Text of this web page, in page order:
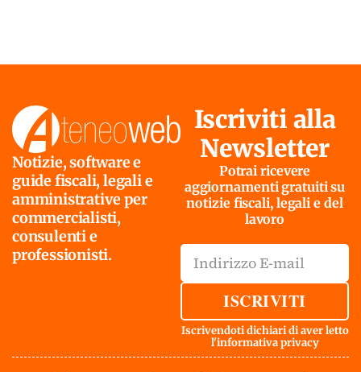
Notizie, software e
guide fiscali, legali e
amministrative per
commercialisti,
consulenti e
professionisti.
Iscriviti alla
Newsletter
Potrai ricevere
aggiornamenti gratuiti su
notizie fiscali, legali e del
lavoro
ISCRIVITI
Iscrivendoti dichiari di aver letto
l'informativa privacy